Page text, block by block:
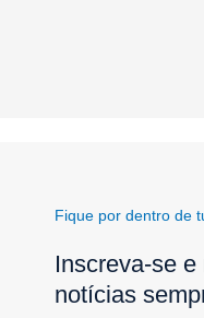
Fique por dentro de
Inscreva-se
notícias